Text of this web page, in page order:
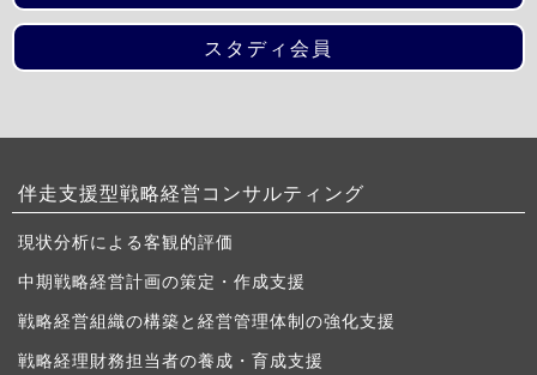
スタディ会員
伴走支援型戦略経営コンサルティング
現状分析による客観的評価
中期戦略経営計画の策定・作成支援
戦略経営組織の構築と経営管理体制の強化支援
戦略経理財務担当者の養成・育成支援